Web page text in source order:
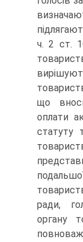
ч. 2 ст.
що
оплати
статуту
ради,
органу